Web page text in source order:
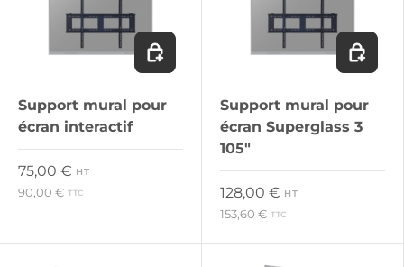
Support mural pour
écran interactif
Prix habituel
75,00 € HT
90,00 € TTC
Ajouter au panier
Support mural pour
écran Superglass 3
105"
Prix habituel
128,00 € HT
153,60 € TTC
Ajouter